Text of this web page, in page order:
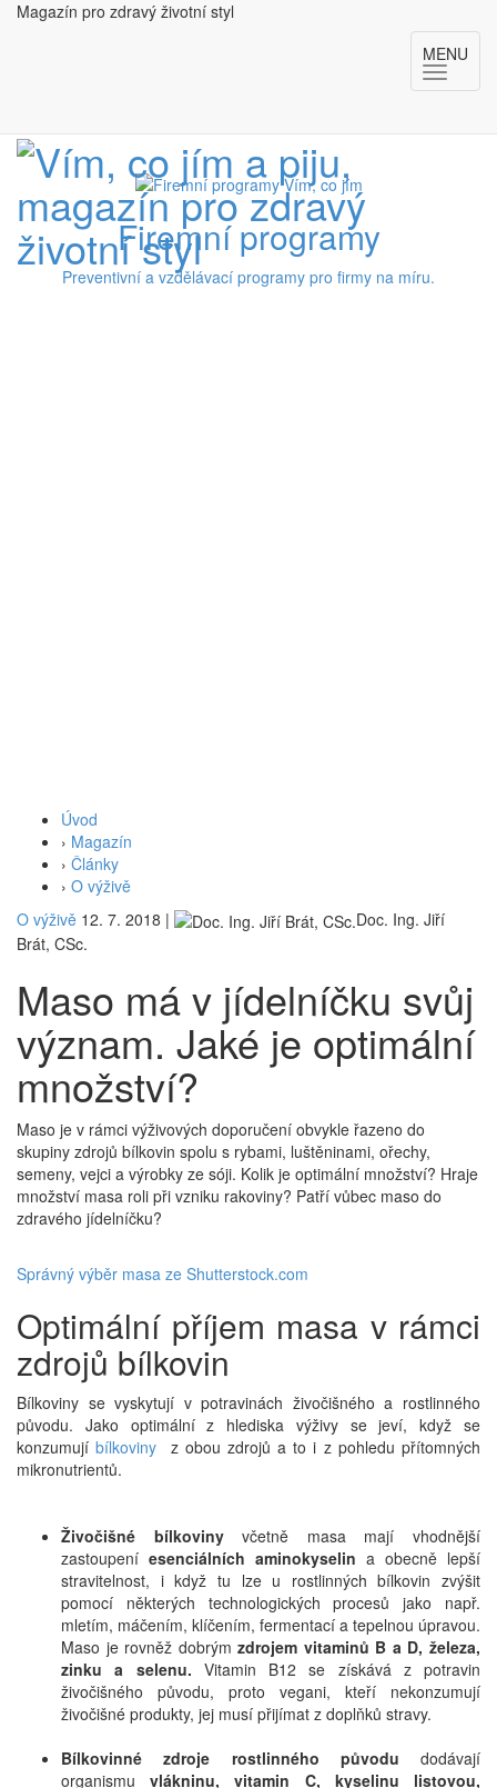
Magazín pro zdravý životní styl
MENU
Firemní programy
Preventivní a vzdělávací programy pro firmy na míru.
Úvod
› Magazín
› Články
› O výživě
O výživě 12. 7. 2018 |
Doc. Ing. Jiří
Brát, CSc.
Maso má v jídelníčku svůj
význam. Jaké je optimální
množství?
Maso je v rámci výživových doporučení obvykle řazeno do
skupiny zdrojů bílkovin spolu s rybami, luštěninami, ořechy,
semeny, vejci a výrobky ze sóji. Kolik je optimální množství? Hraje
množství masa roli při vzniku rakoviny? Patří vůbec maso do
zdravého jídelníčku?
Správný výběr masa ze Shutterstock.com
Optimální příjem masa v rámci
zdrojů bílkovin
Bílkoviny se vyskytují v potravinách živočišného a rostlinného
původu. Jako optimální z hlediska výživy se jeví, když se
konzumujíbílkoviny
z obou zdrojů a to i z pohledu přítomných
mikronutrientů.
Živočišné bílkovinyvčetně masa mají vhodnější
zastoupení esenciálních aminokyselin a obecně lepší
stravitelnost, i když tu lze u rostlinných bílkovin zvýšit
pomocí některých technologických procesů jako např.
mletím, máčením, klíčením, fermentací a tepelnou úpravou.
Maso je rovněž dobrýmzdrojem vitaminů B a D, železa,
zinku a selenu. Vitamin B12 se získává z potravin
živočišného původu, proto vegani, kteří nekonzumují
živočišné produkty, jej musí přijímat z doplňků stravy.
Bílkovinné zdroje rostlinného původu dodávají
organismuvlákninu, vitamin C, kyselinu listovou,